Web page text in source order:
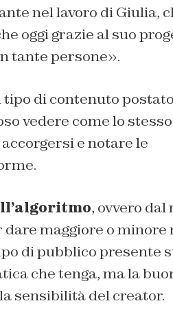
nel lavoro di Giulia,
oggi grazie al suo
tante persone».
di contenuto
vedere come lo
e notare le
, ovvero dal
maggiore o minore
di pubblico presente
che tenga, ma la
sensibilità del creator.